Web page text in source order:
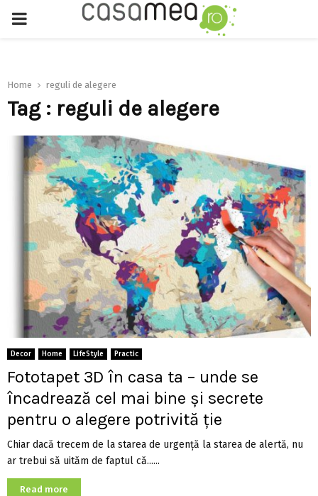
PRIMARY
Home reguli de alegere
Tag : reguli de alegere
Decor Home LifeStyle Practic
Fototapet 3D în casa ta – unde se
încadrează cel mai bine și secrete
pentru o alegere potrivită ție
Chiar dacă trecem de la starea de urgență la starea de alertă, nu
ar trebui să uităm de faptul că......
Read more